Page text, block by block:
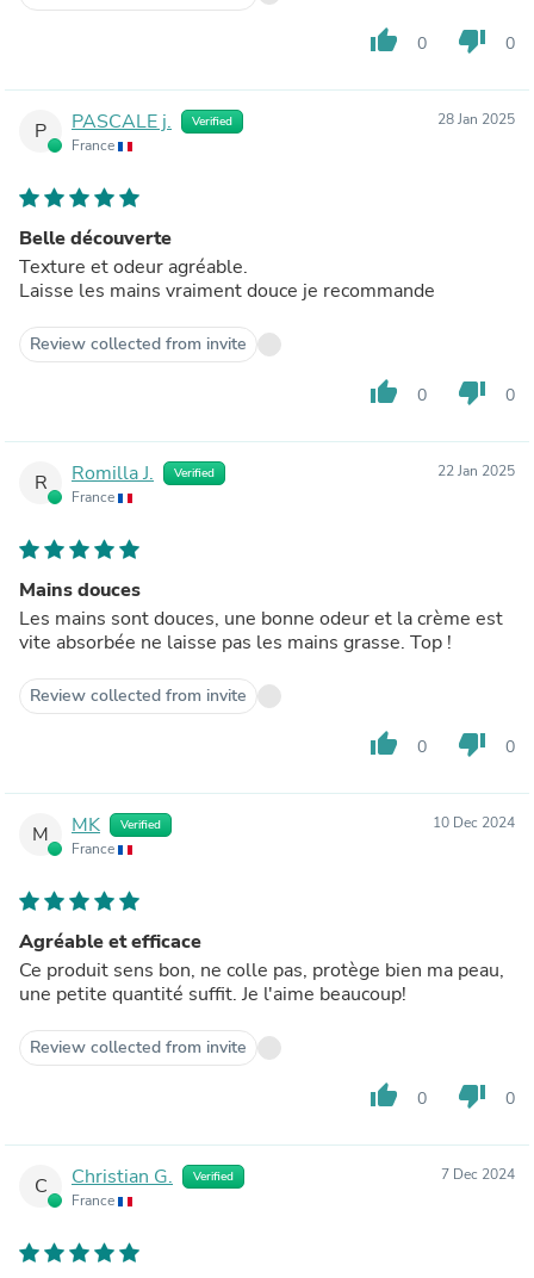
thumb_up 0 thumb_down 0
P PASCALE j. Verified
France
28 Jan 2025
Belle découverte
Texture et odeur agréable.
Laisse les mains vraiment douce je recommande
Review collected from invite
thumb_up 0 thumb_down 0
R Romilla J. Verified
France
22 Jan 2025
Mains douces
Les mains sont douces, une bonne odeur et la crème est
vite absorbée ne laisse pas les mains grasse. Top !
Review collected from invite
thumb_up 0 thumb_down 0
M MK Verified
France
10 Dec 2024
Agréable et efficace
Ce produit sens bon, ne colle pas, protège bien ma peau,
une petite quantité suffit. Je l'aime beaucoup!
Review collected from invite
thumb_up 0 thumb_down 0
C Christian G. Verified
France
7 Dec 2024